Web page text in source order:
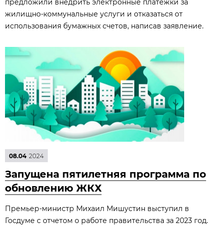
предложили внедрить электронные платежки за
жилищно-коммунальные услуги и отказаться от
использования бумажных счетов, написав заявление.
08.04 2024
Запущена пятилетняя программа по
обновлению ЖКХ
Премьер-министр Михаил Мишустин выступил в
Госдуме с отчетом о работе правительства за 2023 год.